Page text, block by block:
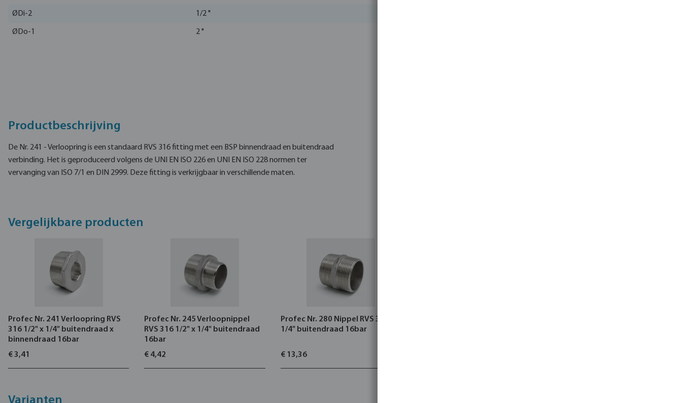
ØDi-2 1/2 "
ØDo-1 2 "
Productbeschrijving
De Nr. 241 - Verloopring is een standaard RVS 316 fitting met een BSP binnendraad en buitendraad
verbinding. Het is geproduceerd volgens de UNI EN ISO 226 en UNI EN ISO 228 normen ter
vervanging van ISO 7/1 en DIN 2999. Deze fitting is verkrijgbaar in verschillende maten.
Vergelijkbare producten
Profec Nr. 241 Verloopring RVS
316 1/2" x 1/4" buitendraad x
binnendraad 16bar
€ 3,41
Profec Nr. 245 Verloopnippel
RVS 316 1/2" x 1/4" buitendraad
16bar
€ 4,42
Profec Nr. 280 Nippel RVS 316 1
1/4" buitendraad 16bar
€ 13,36
Varianten